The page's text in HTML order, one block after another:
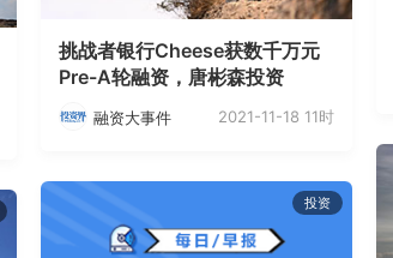
挑战者银行Cheese获数千万元
Pre-A轮融资，唐彬森投资
融资大事件 2021-11-18 11时
投资